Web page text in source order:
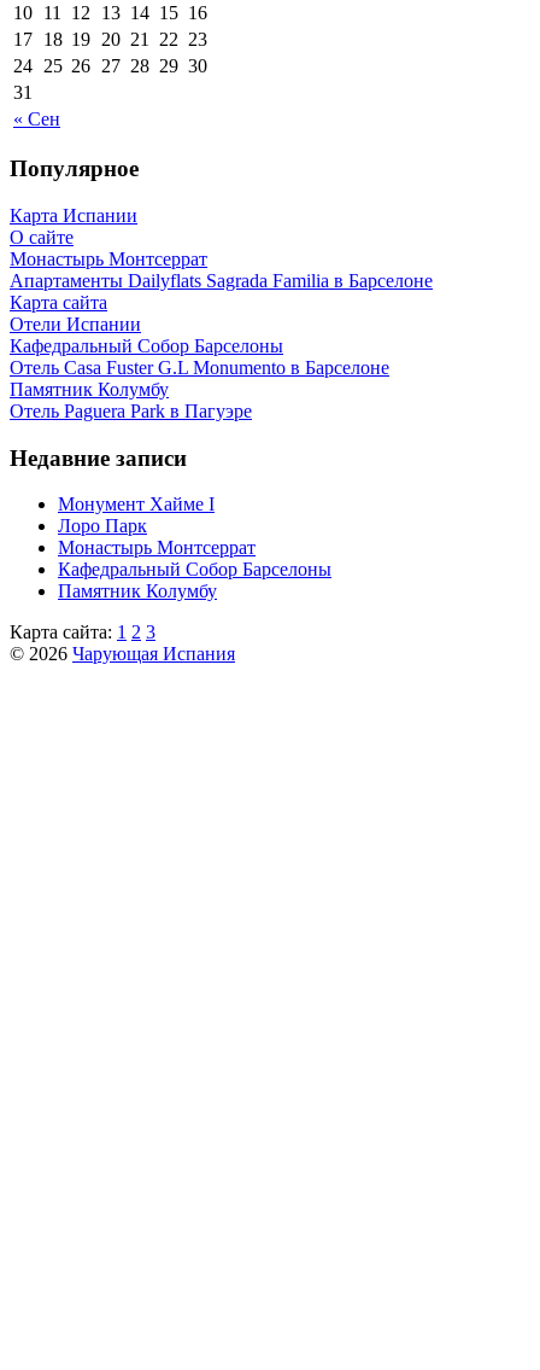
« Сен
10 11 12 13 14 15 16
17 18 19 20 21 22 23
24 25 26 27 28 29 30
31
Популярное
Карта Испании
О сайте
Монастырь Монтсеррат
Апартаменты Dailyflats Sagrada Familia в Барселоне
Карта сайта
Отели Испании
Кафeдрaльный Собор Барселоны
Отель Casa Fuster G.L Monumento в Барселоне
Пaмятник Колумбу
Отель Paguera Park в Пагуэре
Недавние записи
Монумент Хайме I
Лоро Парк
Монастырь Монтсеррат
Кафeдрaльный Собор Барселоны
Пaмятник Колумбу
Карта сайта: 1 2 3
© 2026 Чарующая Испания